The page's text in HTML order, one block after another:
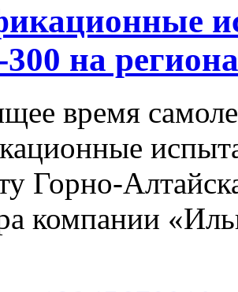
на
время
Горно-
компании